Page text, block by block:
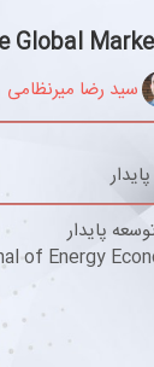
Global
سید رضا میرنظامی
پایدار
of Energy